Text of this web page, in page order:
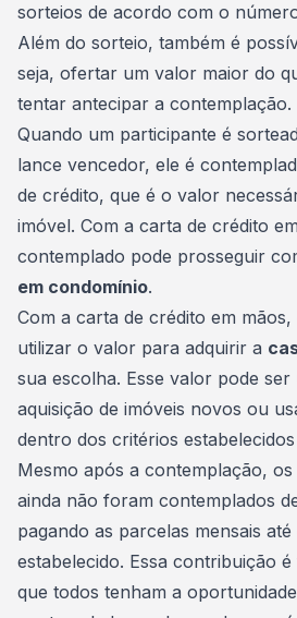
sorteios de acordo com o
Além do sorteio, também é
seja, ofertar um valor maior do
tentar antecipar a contemplação.
Quando um participante é
lance vencedor, ele é
de crédito, que é o valor
imóvel. Com a carta de crédito
contemplado pode prosseguir
em condomínio.
Com a carta de crédito em
utilizar o valor para adquirir a
sua escolha. Esse valor pode ser
aquisição de imóveis novos ou
dentro dos critérios
Mesmo após a contemplação,
ainda não foram contemplados
pagando as parcelas mensais
estabelecido. Essa contribuição
que todos tenham a